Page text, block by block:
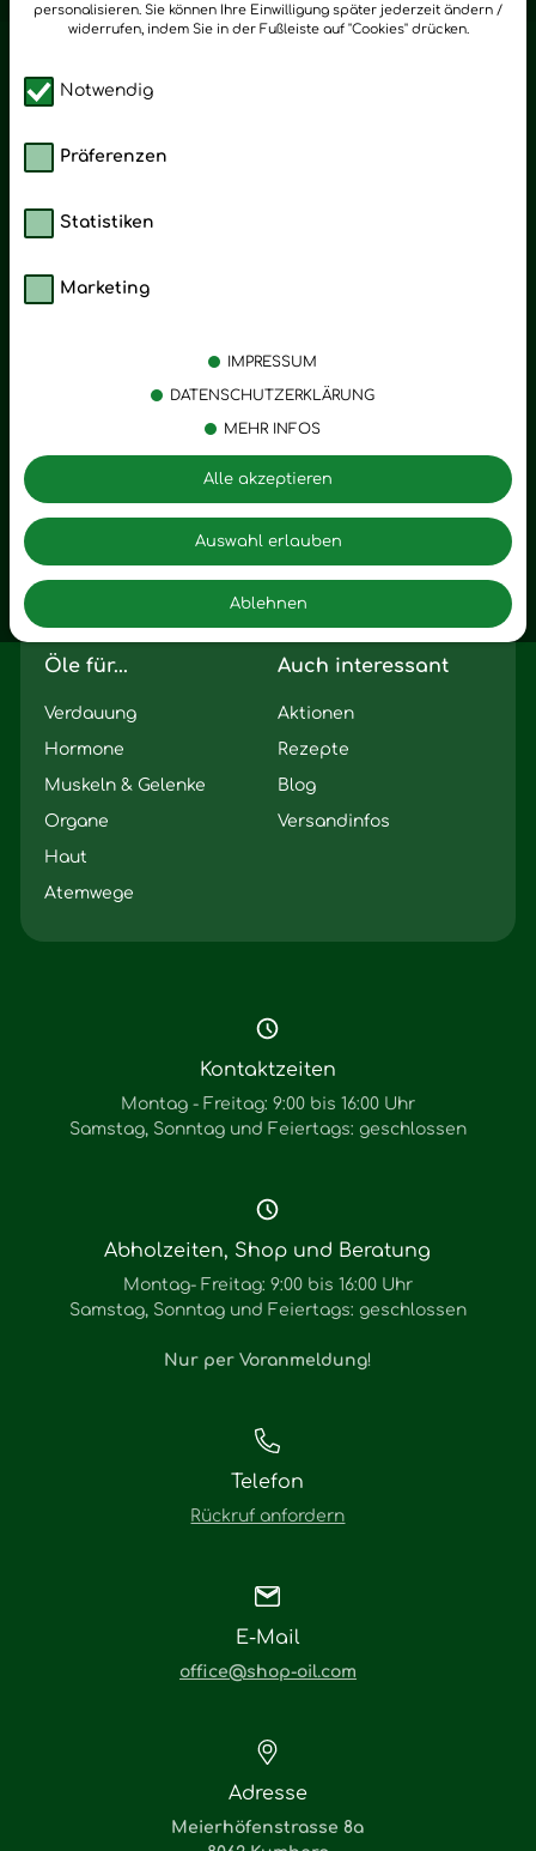
personalisieren. Sie können Ihre Einwilligung später jederzeit ändern /
widerrufen, indem Sie in der Fußleiste auf "Cookies" drücken.
Notwendig
Präferenzen
Statistiken
Marketing
IMPRESSUM
DATENSCHUTZERKLÄRUNG
MEHR INFOS
Ablehnen
Auswahl erlauben
Alle akzeptieren
Zuhause
Stress
Entspannung
Trauer
Romantik
Motivation
Seelischer Schlag
Öle für...
Verdauung
Hormone
Muskeln & Gelenke
Organe
Haut
Atemwege
Auch interessant
Aktionen
Rezepte
Blog
Versandinfos
Kontaktzeiten
Montag - Freitag: 9:00 bis 16:00 Uhr
Samstag, Sonntag und Feiertags: geschlossen
Abholzeiten, Shop und Beratung
Montag- Freitag: 9:00 bis 16:00 Uhr
Samstag, Sonntag und Feiertags: geschlossen
Nur per Voranmeldung!
Telefon
Rückruf anfordern
E-Mail
office@shop-oil.com
Adresse
Meierhöfenstrasse 8a